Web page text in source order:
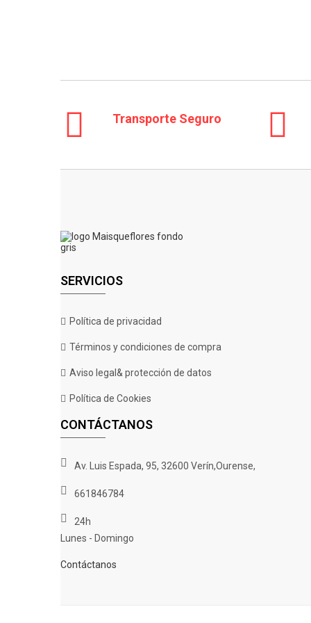
Transporte Seguro
SERVICIOS
Política de privacidad
Términos y condiciones de compra
Aviso legal& protección de datos
Política de Cookies
CONTÁCTANOS
Av. Luis Espada, 95, 32600 Verín,Ourense,
661846784
24h
Lunes - Domingo
Contáctanos